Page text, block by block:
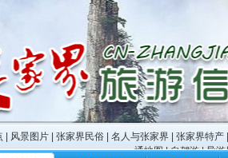
风景图片 张家界民俗 名人与张家界 张家界特产
通地图|自驾游|导游